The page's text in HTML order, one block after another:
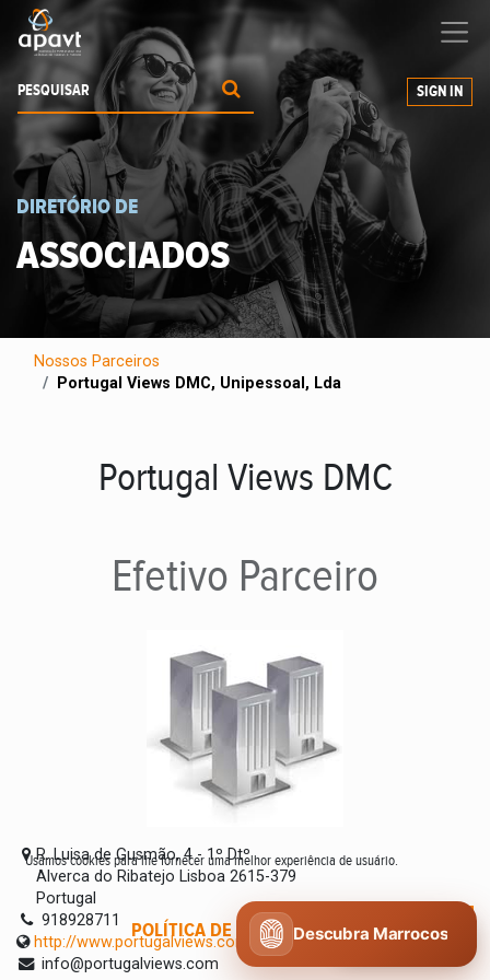
a expandir os seus negócios
SIGN IN
DIRETÓRIO DE
ASSOCIADOS
Nossos Parceiros
Portugal Views DMC, Unipessoal, Lda
Portugal Views DMC
Efetivo Parceiro
R. Luisa de Gusmão, 4 - 1º Dtº
Alverca do Ribatejo Lisboa 2615-379
Portugal
918928711
http://www.portugalviews.com
info@portugalviews.com
Usamos cookies para lhe fornecer uma melhor experiência de usuário.
POLÍTICA DE COOKIES CONCORDO
Descubra Marrocos